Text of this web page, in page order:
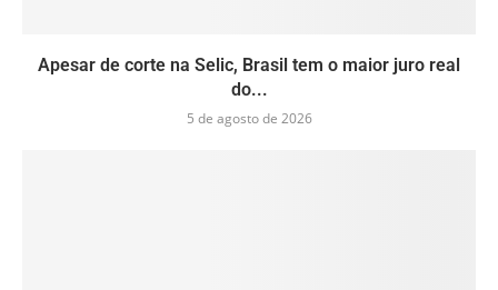
Apesar de corte na Selic, Brasil tem o maior juro real
do...
5 de agosto de 2026